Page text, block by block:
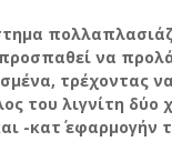
να
τρέχοντας
του λιγνίτη δύο
-κατ΄ εφαρμογήν